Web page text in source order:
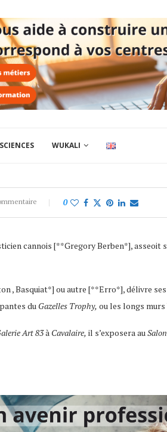
SCIENCES WUKALI
0
cannois [**Gregory Berben*], asseoit
, Basquiat*] ou autre [**Erro*], délivre
du Gazelles Trophy, ou les longs
Art 83à Cavalaire, il s’exposera au